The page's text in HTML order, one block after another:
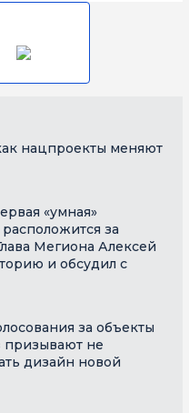
нацпроекты меняют
«умная»
за
Мегиона Алексей
и обсудил с
за объекты
призывают не
дизайн новой